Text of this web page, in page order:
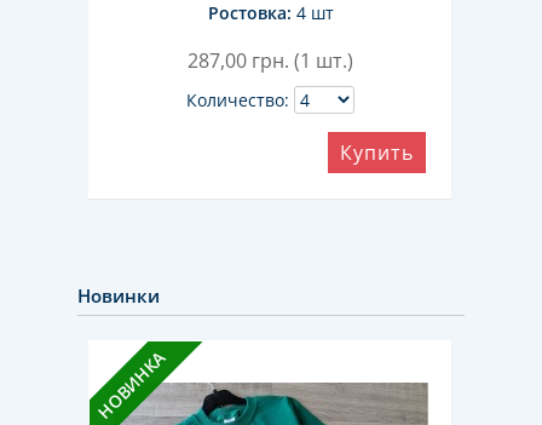
Ростовка: 4 шт
287,00 грн. (1 шт.)
Количество:
Купить
Новинки
НОВИНКА